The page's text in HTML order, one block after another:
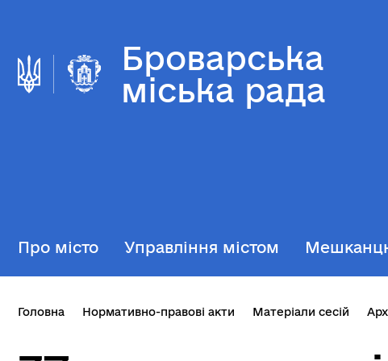
Броварська
міська рада
Про місто Управління містом
Головна Нормативно-правові акти Матеріали сесій